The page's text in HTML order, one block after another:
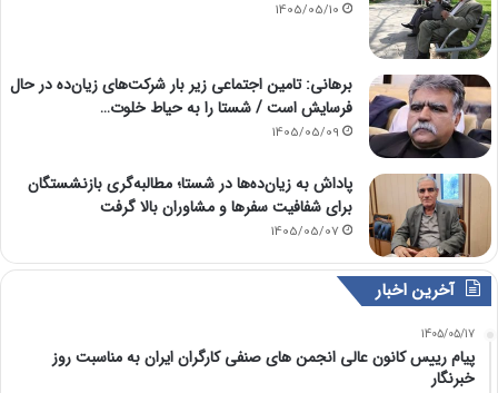
1405/05/10
برهانی: تامین اجتماعی زیر بار شرکت‌های زیان‌ده در حال
فرسایش است / شستا را به حیاط خلوت…
1405/05/09
پاداش به زیان‌ده‌ها در شستا؛ مطالبه‌گری بازنشستگان
برای شفافیت سفرها و مشاوران بالا گرفت
1405/05/07
آخرین اخبار
1405/05/17
پیام رییس کانون عالی انجمن های صنفی کارگران ایران به مناسبت روز
خبرنگار